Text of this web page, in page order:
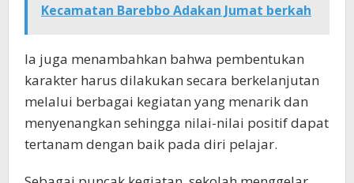
Kecamatan Barebbo Adakan Jumat berkah
Ia juga menambahkan bahwa pembentukan
karakter harus dilakukan secara berkelanjutan
melalui berbagai kegiatan yang menarik dan
menyenangkan sehingga nilai-nilai positif dapat
tertanam dengan baik pada diri pelajar.